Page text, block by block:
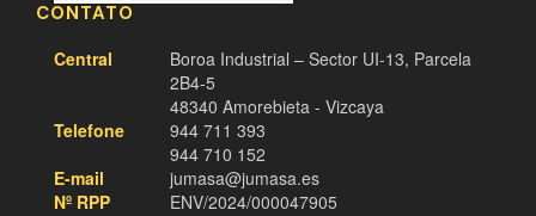
CONTATO
Central
Boroa Industrial – Sector UI-13, Parcela
2B4-5
48340 Amorebieta - Vizcaya
Telefone
944 711 393
944 710 152
E-mail
jumasa@jumasa.es
Nº RPP
ENV/2024/000047905